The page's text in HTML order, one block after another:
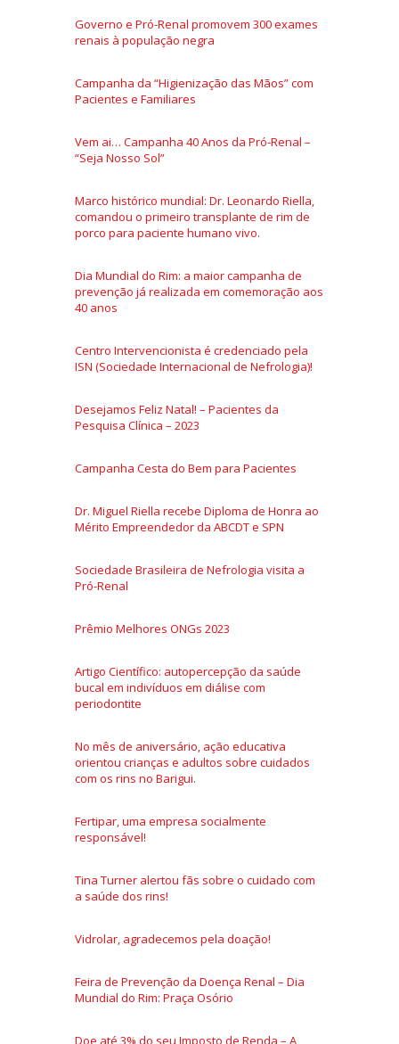
Governo e Pró-Renal promovem 300 exames
renais à população negra
Campanha da “Higienização das Mãos” com
Pacientes e Familiares
Vem ai… Campanha 40 Anos da Pró-Renal –
“Seja Nosso Sol”
Marco histórico mundial: Dr. Leonardo Riella,
comandou o primeiro transplante de rim de
porco para paciente humano vivo.
Dia Mundial do Rim: a maior campanha de
prevenção já realizada em comemoração aos
40 anos
Centro Intervencionista é credenciado pela
ISN (Sociedade Internacional de Nefrologia)!
Desejamos Feliz Natal! – Pacientes da
Pesquisa Clínica – 2023
Campanha Cesta do Bem para Pacientes
Dr. Miguel Riella recebe Diploma de Honra ao
Mérito Empreendedor da ABCDT e SPN
Sociedade Brasileira de Nefrologia visita a
Pró-Renal
Prêmio Melhores ONGs 2023
Artigo Científico: autopercepção da saúde
bucal em indivíduos em diálise com
periodontite
No mês de aniversário, ação educativa
orientou crianças e adultos sobre cuidados
com os rins no Barigui.
Fertipar, uma empresa socialmente
responsável!
Tina Turner alertou fãs sobre o cuidado com
a saúde dos rins!
Vidrolar, agradecemos pela doação!
Feira de Prevenção da Doença Renal – Dia
Mundial do Rim: Praça Osório
Doe até 3% do seu Imposto de Renda – A